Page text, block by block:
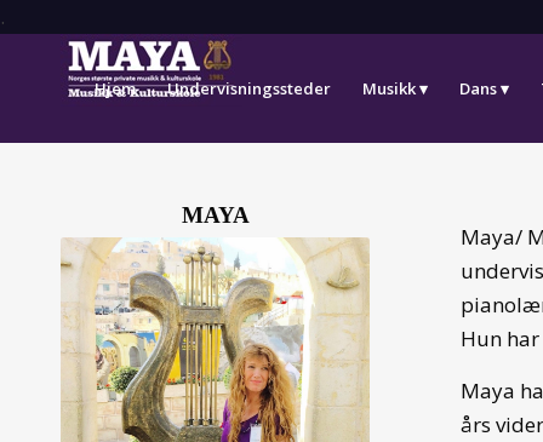
.
Hjem Undervisningssteder Musikk Dans
MAYA
Maya/
Hun
Maya
års